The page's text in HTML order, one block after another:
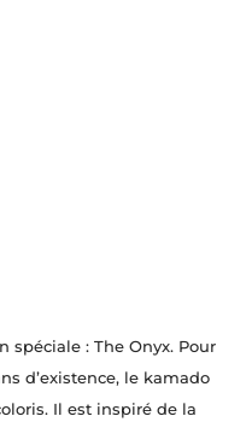
spéciale : The Onyx. Pour
d’existence, le kamado
Il est inspiré de la